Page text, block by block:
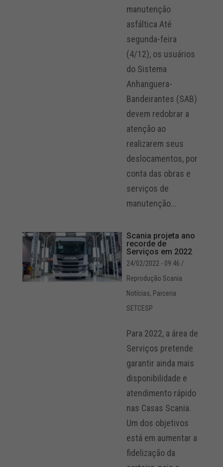
manutenção
asfáltica Até
segunda-feira
(4/12), os usuários
do Sistema
Anhanguera-
Bandeirantes (SAB)
devem redobrar a
atenção ao
realizarem seus
deslocamentos, por
conta das obras e
serviços de
manutenção...
Scania projeta ano
recorde de
Serviços em 2022
24/02/2022 - 09:46 /
Reprodução Scania
Notícias, Parceria
SETCESP
Para 2022, a área de
Serviços pretende
garantir ainda mais
disponibilidade e
atendimento rápido
nas Casas Scania.
Um dos objetivos
está em aumentar a
fidelização da